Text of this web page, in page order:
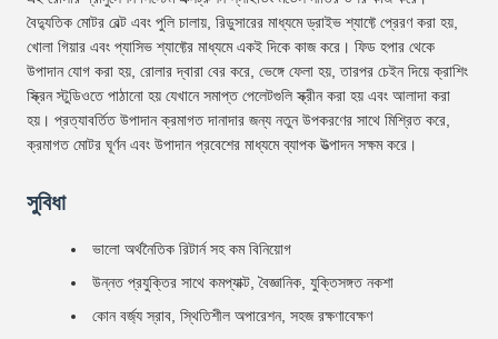
বৈদ্যুতিক মোটর বেল্ট এবং পুলি চালায়, রিডুসারের মাধ্যমে ড্রাইভ শ্যাফ্টে প্রেরণ করা হয়,
খোলা গিয়ার এবং প্যাসিভ শ্যাফ্টের মাধ্যমে একই দিকে কাজ করে। ফিড হপার থেকে
উপাদান যোগ করা হয়, রোলার দ্বারা বের করে, ভেঙ্গে ফেলা হয়, তারপর চেইন দিয়ে ক্রাশিং
স্ক্রিন স্টুডিওতে পাঠানো হয় যেখানে সমাপ্ত পেলেটগুলি স্ক্রীন করা হয় এবং আলাদা করা
হয়। প্রত্যাবর্তিত উপাদান ক্রমাগত দানাদার জন্য নতুন উপকরণের সাথে মিশ্রিত করে,
ক্রমাগত মোটর ঘূর্ণন এবং উপাদান প্রবেশের মাধ্যমে ব্যাপক উত্পাদন সক্ষম করে।
সুবিধা
ভালো অর্থনৈতিক রিটার্ন সহ কম বিনিয়োগ
উন্নত প্রযুক্তির সাথে কমপ্যাক্ট, বৈজ্ঞানিক, যুক্তিসঙ্গত নকশা
কোন বর্জ্য স্রাব, স্থিতিশীল অপারেশন, সহজ রক্ষণাবেক্ষণ